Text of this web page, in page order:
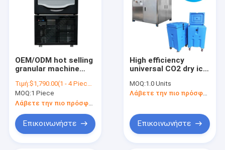
OEM/ODM hot selling
granular machine
granular nugget ice
maker for seafood
Τιμή:$1,790.00(1 - 4 Pieces) $1,690.00(5 - 9 Pieces) $1,490.00(>=10 Pieces)
MOQ:1 Piece
Λάβετε την πιο πρόσφατη τιμή
Επικοινωνήστε
High efficiency
universal CO2 dry ice
block maker
machine/dry ice
making machine
MOQ:1.0 Units
Λάβετε την πιο πρόσφατη τιμή
Επικοινωνήστε